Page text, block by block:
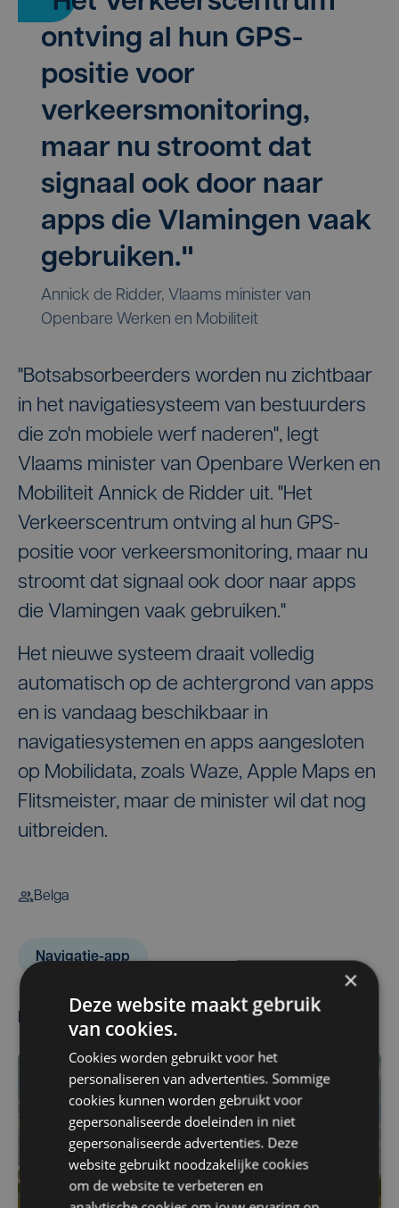
ontving al hun GPS-
positie voor
verkeersmonitoring,
maar nu stroomt dat
signaal ook door naar
apps die Vlamingen vaak
gebruiken."
Annick de Ridder, Vlaams minister van
Openbare Werken en Mobiliteit
"Botsabsorbeerders worden nu zichtbaar
in het navigatiesysteem van bestuurders
die zo'n mobiele werf naderen", legt
Vlaams minister van Openbare Werken en
Mobiliteit Annick de Ridder uit. "Het
Verkeerscentrum ontving al hun GPS-
positie voor verkeersmonitoring, maar nu
stroomt dat signaal ook door naar apps
die Vlamingen vaak gebruiken."
Het nieuwe systeem draait volledig
automatisch op de achtergrond van apps
en is vandaag beschikbaar in
navigatiesystemen en apps aangesloten
op Mobilidata, zoals Waze, Apple Maps en
Flitsmeister, maar de minister wil dat nog
uitbreiden.
Belga
Navigatie-app
Meest gelezen
×
Deze website maakt gebruik
van cookies.
Cookies worden gebruikt voor het
personaliseren van advertenties. Sommige
cookies kunnen worden gebruikt voor
gepersonaliseerde doeleinden in niet
gepersonaliseerde advertenties. Deze
website gebruikt noodzakelijke cookies
om de website te verbeteren en